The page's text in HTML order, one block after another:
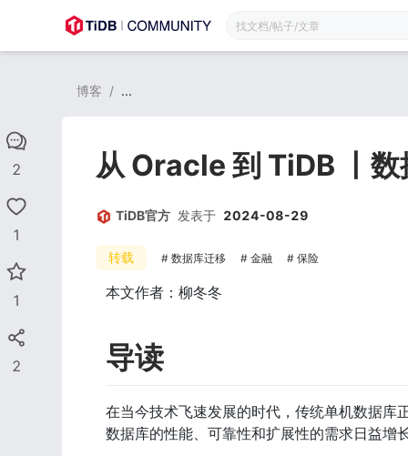
2
1
1
2
博客 / ...
从 Oracle 到 TiDB 丨
TiDB官方 发表于 2024-08-29
转载 数据库迁移 金融 保险
本文作者：柳冬冬
导读
在当今技术飞速发展的时代，传统单机数据库
数据库的性能、可靠性和扩展性的需求日益增